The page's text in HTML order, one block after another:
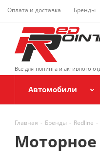
Оплата и доставка Бренды
Все для тюнинга и активного
Автомобили
Главная - Бренды - Redline -
Моторное